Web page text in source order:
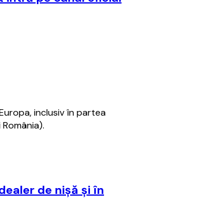
inclusiv în partea
de nişă şi în